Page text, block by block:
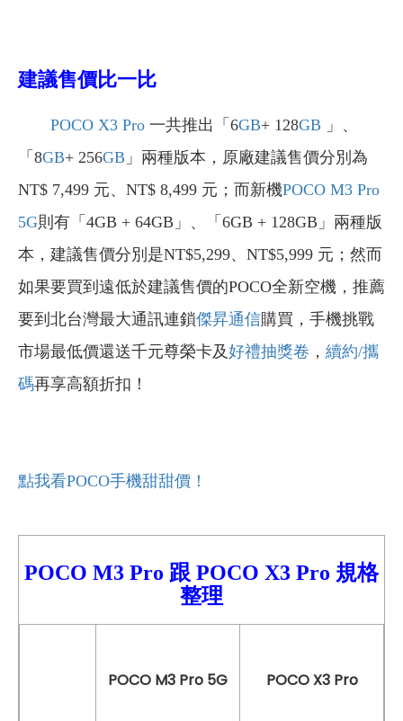
建議售價比一比
POCO X3 Pro 一共推出「6GB+ 128GB 」、
「8GB+ 256GB 」兩種版本，原廠建議售價分別為
NT$ 7,499 元、NT$ 8,499 元 ；而新機POCO M3 Pro
5G則有「 4GB + 64GB 」、 「 6GB + 128GB 」兩種版
本，建議售價分別是NT$5,299、 NT$5,999 元 ；然而
如果要買到遠低於建議售價的POCO全新空機，推薦
要到北台灣最大通訊連鎖傑昇通信購買，手機挑戰
市場最低價還送千元尊榮卡及好禮抽獎卷 ， 續約/攜
碼再享高額折扣！
點我看POCO手機甜甜價！
POCO M3 Pro 跟 POCO X3 Pro 規格
整理
POCO M3 Pro 5G POCO X3 Pro